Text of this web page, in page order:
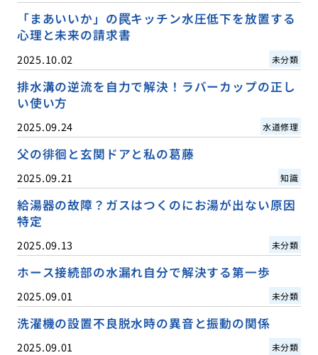
「まあいいか」の罠キッチン水圧低下を放置する
心理と未来の請求書
2025.10.02 未分類
排水溝の逆流を自力で解決！ラバーカップの正し
い使い方
2025.09.24 水道修理
父の徘徊と玄関ドアと私の葛藤
2025.09.21 知識
給湯器の故障？ガスはつくのにお湯が出ない原因
特定
2025.09.13 未分類
ホース接続部の水漏れ自分で解決する第一歩
2025.09.01 未分類
洗濯機の設置不良脱水時の異音と振動の関係
2025.09.01 未分類